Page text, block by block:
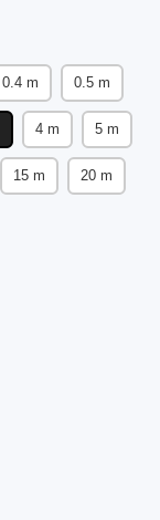
0.4 m 0.5 m
4 m 5 m
15 m 20 m